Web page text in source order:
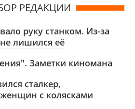
РЕДАКЦИИ
руку станком. Из-за
лишился её
Заметки киномана
сталкер,
с колясками